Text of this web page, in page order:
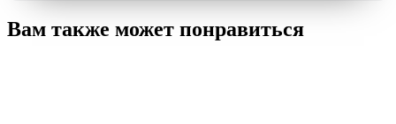
Вам также может понравиться